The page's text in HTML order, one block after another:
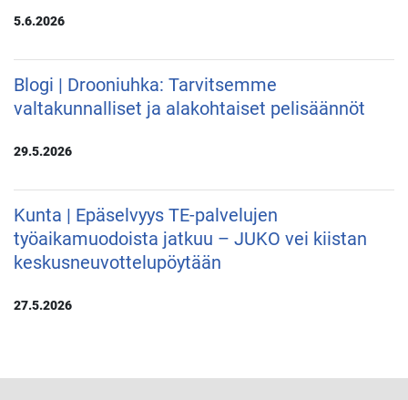
5.6.2026
Blogi | Drooniuhka: Tarvitsemme
valtakunnalliset ja alakohtaiset pelisäännöt
29.5.2026
Kunta | Epäselvyys TE-palvelujen
työaikamuodoista jatkuu – JUKO vei kiistan
keskusneuvottelupöytään
27.5.2026